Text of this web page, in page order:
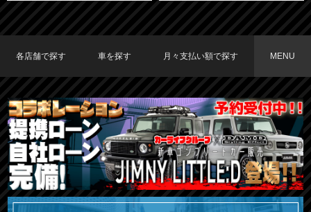
各店舗で探す
TOKYO店在庫車両
大阪店在庫車両
福岡店在庫車両
車を探す
車種で探す
メーカーで探す
月々支払い額で探す
〜19,999円
20,000円〜29,999円
30,000円〜39,999円
40,000円〜49,999円
50,000円〜
MENU